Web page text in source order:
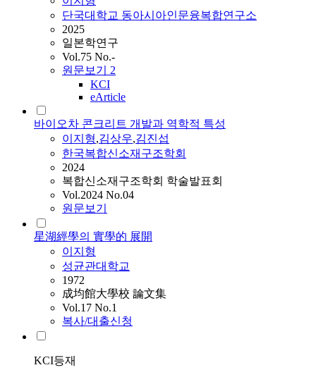
단국대학교 동아시아인문융복합연구소
2025
일본학연구
Vol.75 No.-
원문보기 2
KCI
eArticle
바이오차 콘크리트 개발과 역학적 특성
이지형,김상우,김진섭
한국복합신소재구조학회
2024
복합신소재구조학회 학술발표회
Vol.2024 No.04
원문보기
星湖經學의 實學的 展開
이지형
성균관대학교
1972
成均館大學校 論文集
Vol.17 No.1
복사/대출신청
KCI등재